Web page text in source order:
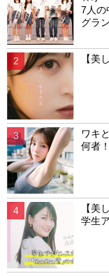
7人の
グラ
【美
ワキ
何者
【美
学生